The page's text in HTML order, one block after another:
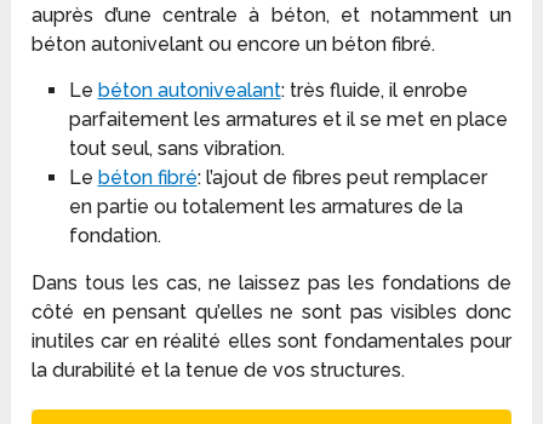
auprès d’une centrale à béton, et notamment un
béton autonivelant ou encore un béton fibré.
Le béton autonivealant: très fluide, il enrobe
parfaitement les armatures et il se met en place
tout seul, sans vibration.
Le béton fibré: l’ajout de fibres peut remplacer
en partie ou totalement les armatures de la
fondation.
Dans tous les cas, ne laissez pas les fondations de
côté en pensant qu’elles ne sont pas visibles donc
inutiles car en réalité elles sont fondamentales pour
la durabilité et la tenue de vos structures.